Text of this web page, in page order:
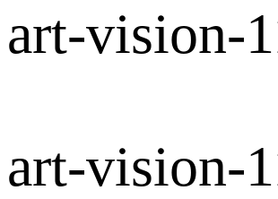
art-vision-
art-vision-